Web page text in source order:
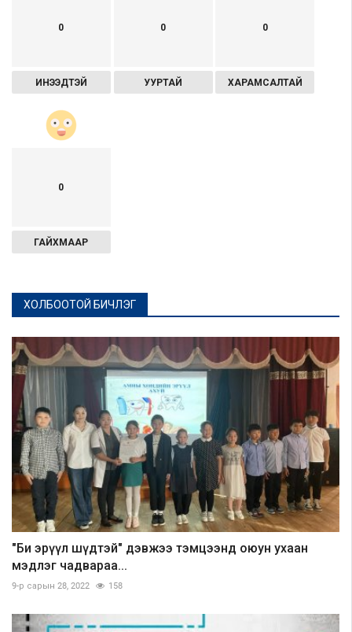
0
ИНЭЭДТЭЙ
0
УУРТАЙ
0
ХАРАМСАЛТАЙ
0
ГАЙХМААР
ХОЛБООТОЙ БИЧЛЭГ
"Би эрүүл шүдтэй" дэвжээ тэмцээнд оюун ухаан
мэдлэг чадвараа...
9-р сарын 28, 2022 158